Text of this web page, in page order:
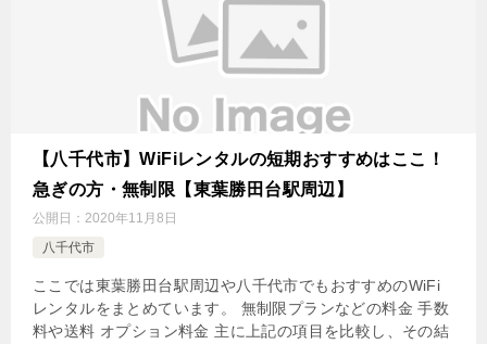
【八千代市】WiFiレンタルの短期おすすめはここ！
急ぎの方・無制限【東葉勝田台駅周辺】
公開日： 2020年11月8日
八千代市
ここでは東葉勝田台駅周辺や八千代市でもおすすめのWiFi
レンタルをまとめています。 無制限プランなどの料金 手数
料や送料 オプション料金 主に上記の項目を比較し、その結